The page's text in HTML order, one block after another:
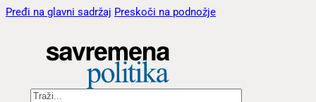
Pređi na glavni sadržaj Preskoči na podnožje
Pretraga